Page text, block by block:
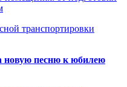
транспортировки
новую песню к юбилею